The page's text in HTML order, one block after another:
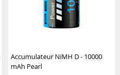
Accumulateur NiMH D - 10000
mAh Pearl